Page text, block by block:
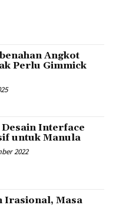
Angkot
Perlu Gimmick
Interface
untuk Manula
2022
Irasional, Masa